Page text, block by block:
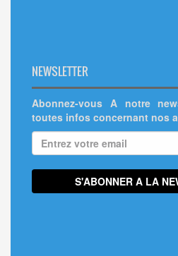
NEWSLETTER
Abonnez-vous A notre
toutes infos concernant nos